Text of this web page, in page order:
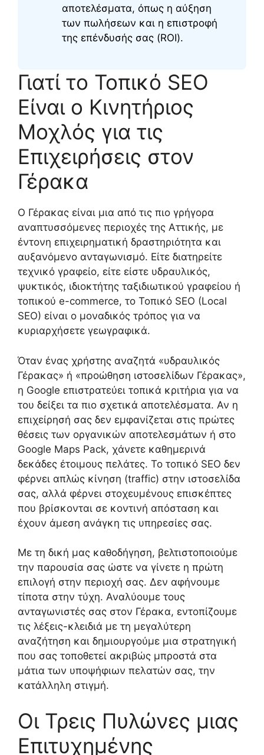
αποτελέσματα, όπως η αύξηση
των πωλήσεων και η επιστροφή
της επένδυσής σας (ROI).
Γιατί το Τοπικό SEO
Είναι ο Κινητήριος
Μοχλός για τις
Επιχειρήσεις στον
Γέρακα
Ο Γέρακας είναι μια από τις πιο γρήγορα
αναπτυσσόμενες περιοχές της Αττικής, με
έντονη επιχειρηματική δραστηριότητα και
αυξανόμενο ανταγωνισμό. Είτε διατηρείτε
τεχνικό γραφείο, είτε είστε υδραυλικός,
ψυκτικός, ιδιοκτήτης ταξιδιωτικού γραφείου ή
τοπικού e-commerce, το Τοπικό SEO (Local
SEO) είναι ο μοναδικός τρόπος για να
κυριαρχήσετε γεωγραφικά.
Όταν ένας χρήστης αναζητά «υδραυλικός
Γέρακας» ή «προώθηση ιστοσελίδων Γέρακας»,
η Google επιστρατεύει τοπικά κριτήρια για να
του δείξει τα πιο σχετικά αποτελέσματα. Αν η
επιχείρησή σας δεν εμφανίζεται στις πρώτες
θέσεις των οργανικών αποτελεσμάτων ή στο
Google Maps Pack, χάνετε καθημερινά
δεκάδες έτοιμους πελάτες. Το τοπικό SEO δεν
φέρνει απλώς κίνηση (traffic) στην ιστοσελίδα
σας, αλλά φέρνει στοχευμένους επισκέπτες
που βρίσκονται σε κοντινή απόσταση και
έχουν άμεση ανάγκη τις υπηρεσίες σας.
Με τη δική μας καθοδήγηση, βελτιστοποιούμε
την παρουσία σας ώστε να γίνετε η πρώτη
επιλογή στην περιοχή σας. Δεν αφήνουμε
τίποτα στην τύχη. Αναλύουμε τους
ανταγωνιστές σας στον Γέρακα, εντοπίζουμε
τις λέξεις-κλειδιά με τη μεγαλύτερη
αναζήτηση και δημιουργούμε μια στρατηγική
που σας τοποθετεί ακριβώς μπροστά στα
μάτια των υποψήφιων πελατών σας, την
κατάλληλη στιγμή.
Οι Τρεις Πυλώνες μιας
Επιτυχημένης